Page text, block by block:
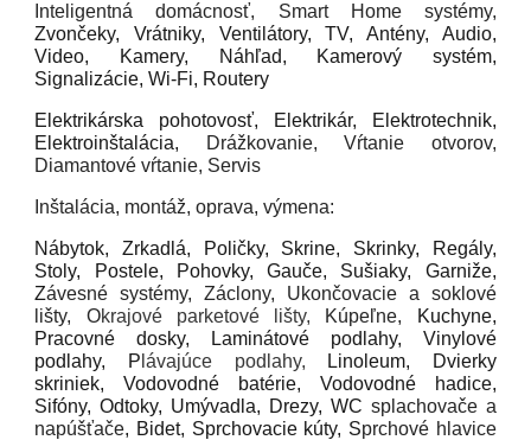
Inteligentná domácnosť, Smart Home systémy,
Zvončeky, Vrátniky, Ventilátory, TV, Antény, Audio,
Video, Kamery, Náhľad, Kamerový systém,
Signalizácie, Wi-Fi, Routery
Elektrikárska pohotovosť, Elektrikár, Elektrotechnik,
Elektroinštalácia,
Drážkovanie, Vŕtanie otvorov,
Diamantové vŕtanie, Servis
Inštalácia, montáž, oprava, výmena:
Nábytok, Zrkadlá, Poličky, Skrine, Skrinky, Regály,
Stoly, Postele, Pohovky, Gauče, Sušiaky, Garniže,
Závesné systémy, Záclony, Ukončovacie a soklové
lišty, Okrajové parketové lišty, Kúpeľne,
Kuchyne,
Pracovné dosky, Laminátové podlahy, Vinylové
podlahy, P lávajúce podlahy,
Linoleum, Dvierky
skriniek, Vodovodné batérie, Vodovodné hadice,
Sifóny, Odtoky, Umývadla, Drezy, WC splachovače a
napúšťače, Bidet, Sprchovacie kúty, Sprchové hlavice